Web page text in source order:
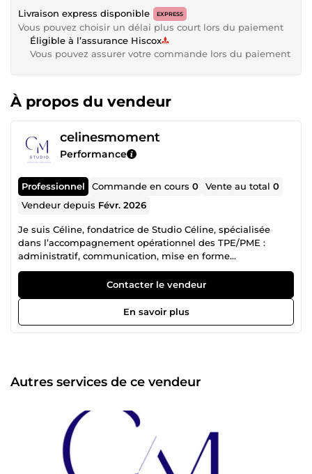
Livraison express disponible EXPRESS
Vous pouvez choisir un délai plus court lors du paiement
Éligible à l’assurance Hiscox
Vous pouvez assurer votre commande lors du paiement
À propos du vendeur
celinesmoment
Performance
Professionnel Commande en cours0 Vente au total0
Vendeur depuis Févr. 2026
Je suis Céline, fondatrice de Studio Céline, spécialisée
dans l’accompagnement opérationnel des TPE/PME :
administratif, communication, mise en forme
professionnelle et gestion de la relation client. J’aide les
entrepreneurs à gagner du temps, à clarifier leurs
messages et à offrir une expérience client plus fluide et
plus professionnelle. Mes expertises : • Gestion
administrative &amp; coordination • Mise en forme et
cadrage) Ce que mes clients apprécient : • un ton
professionnel, clair et humain • une communication
et prêts à l’usage • une vraie capacité à cadrer, organiser et
fluidifier Basée en Essonne, j’accompagne les
entrepreneurs partout en France. Si vous avez besoin d’un
soutien fiable, rapide et professionnel pour vos tâches
quotidiennes, votre communication ou vos échanges
Contacter le vendeur
En savoir plus
Autres services de ce vendeur